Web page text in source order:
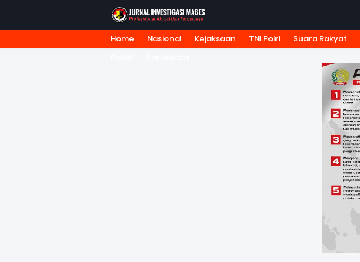
HOME TENTANG KAMI REDAKSI TARIF IKLAN
Home Nasional Kejaksaan TNI Polri Suara Rakyat